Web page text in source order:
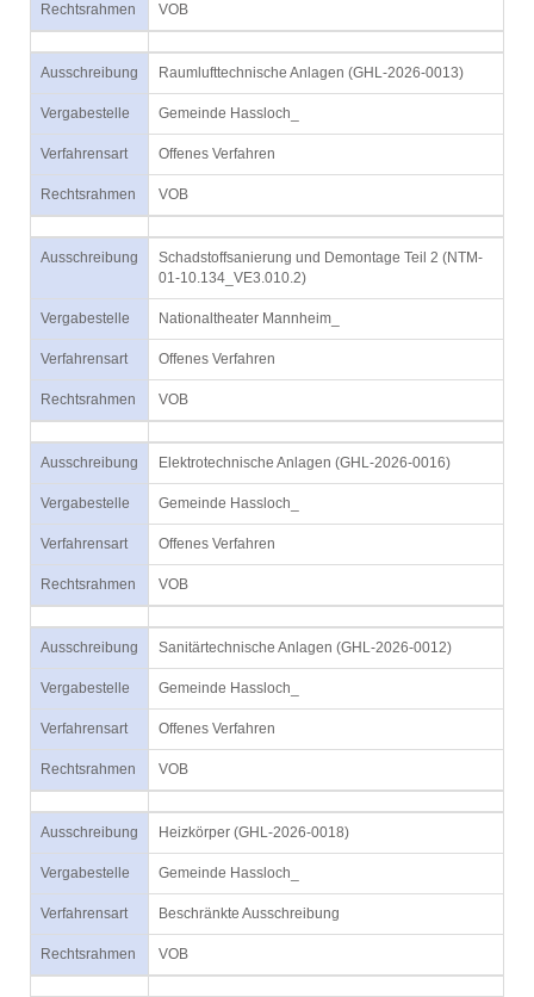
Rechtsrahmen VOB
Ausschreibung Raumlufttechnische Anlagen (GHL-2026-0013)
Vergabestelle Gemeinde Hassloch_
Verfahrensart Offenes Verfahren
Rechtsrahmen VOB
Ausschreibung
Schadstoffsanierung und Demontage Teil 2 (NTM-
01-10.134_VE3.010.2)
Vergabestelle Nationaltheater Mannheim_
Verfahrensart Offenes Verfahren
Rechtsrahmen VOB
Ausschreibung Elektrotechnische Anlagen (GHL-2026-0016)
Vergabestelle Gemeinde Hassloch_
Verfahrensart Offenes Verfahren
Rechtsrahmen VOB
Ausschreibung Sanitärtechnische Anlagen (GHL-2026-0012)
Vergabestelle Gemeinde Hassloch_
Verfahrensart Offenes Verfahren
Rechtsrahmen VOB
Ausschreibung Heizkörper (GHL-2026-0018)
Vergabestelle Gemeinde Hassloch_
Verfahrensart Beschränkte Ausschreibung
Rechtsrahmen VOB